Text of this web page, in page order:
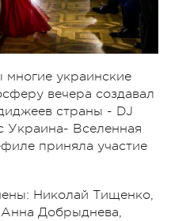
многие украинские
вечера создавал
страны - DJ
Украина- Вселенная
приняла участие
Николай Тищенко,
Добрыднева,